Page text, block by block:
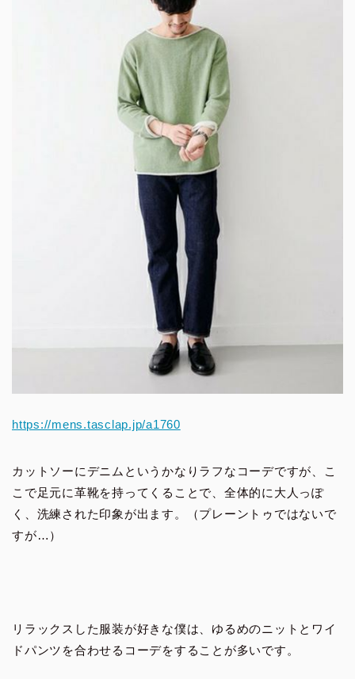
https://mens.tasclap.jp/a1760
カットソーにデニムというかなりラフなコーデですが、こ
こで足元に革靴を持ってくることで、全体的に大人っぽ
く、洗練された印象が出ます。（プレーントゥではないで
すが…）
リラックスした服装が好きな僕は、ゆるめのニットとワイ
ドパンツを合わせるコーデをすることが多いです。